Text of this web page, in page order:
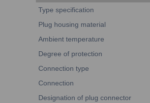
Type specification
Plug housing material
Ambient temperature
Degree of protection
Connection type
Connection
Designation of plug connector